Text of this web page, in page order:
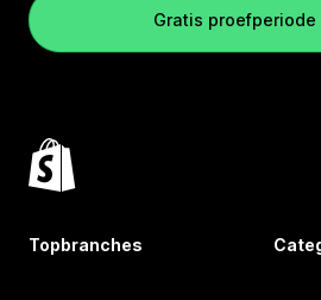
Gratis
Topbranches